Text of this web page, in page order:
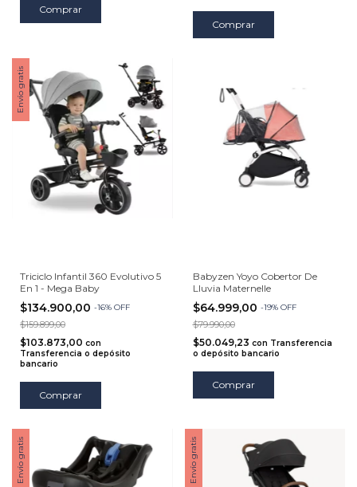
Comprar
Comprar
Envío gratis
Triciclo Infantil 360 Evolutivo 5
En 1 - Mega Baby
$134.900,00 -16% OFF
$159.899,00
$103.873,00 con
Transferencia o depósito
bancario
Comprar
Babyzen Yoyo Cobertor De
Lluvia Maternelle
$64.999,00 -19% OFF
$79.990,00
$50.049,23 con Transferencia
o depósito bancario
Comprar
Envío gratis Envío gratis